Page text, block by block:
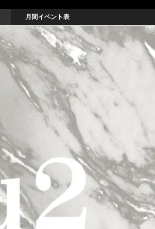
月間イベント表